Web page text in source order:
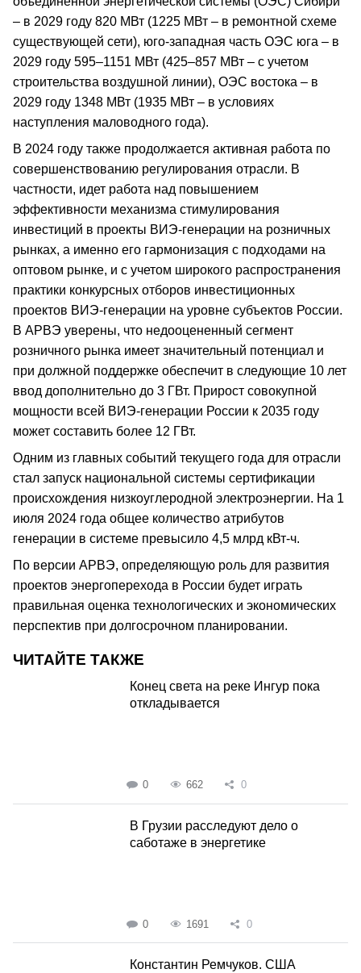
– в 2029 году 820 МВт (1225 МВт – в ремонтной схеме
существующей сети), юго-западная часть ОЭС юга – в
2029 году 595–1151 МВт (425–857 МВт – с учетом
строительства воздушной линии), ОЭС востока – в
2029 году 1348 МВт (1935 МВт – в условиях
наступления маловодного года).
В 2024 году также продолжается активная работа по
совершенствованию регулирования отрасли. В
частности, идет работа над повышением
эффективности механизма стимулирования
инвестиций в проекты ВИЭ-генерации на розничных
рынках, а именно его гармонизация с подходами на
оптовом рынке, и с учетом широкого распространения
практики конкурсных отборов инвестиционных
проектов ВИЭ-генерации на уровне субъектов России.
В АРВЭ уверены, что недооцененный сегмент
розничного рынка имеет значительный потенциал и
при должной поддержке обеспечит в следующие 10 лет
ввод дополнительно до 3 ГВт. Прирост совокупной
мощности всей ВИЭ-генерации России к 2035 году
может составить более 12 ГВт.
Одним из главных событий текущего года для отрасли
стал запуск национальной системы сертификации
происхождения низкоуглеродной электроэнергии. На 1
июля 2024 года общее количество атрибутов
генерации в системе превысило 4,5 млрд кВт-ч.
По версии АРВЭ, определяющую роль для развития
проектов энергоперехода в России будет играть
правильная оценка технологических и экономических
перспектив при долгосрочном планировании.
ЧИТАЙТЕ ТАКЖЕ
Конец света на реке Ингур пока
откладывается
0 662 0
В Грузии расследуют дело о
саботаже в энергетике
0 1691 0
Константин Ремчуков. США